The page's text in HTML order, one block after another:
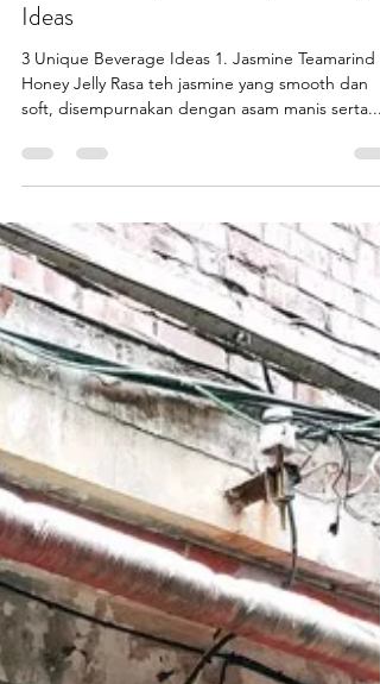
From Healthy to Creamy Beverage
Ideas
3 Unique Beverage Ideas 1. Jasmine Teamarind
soft, disempurnakan dengan asam manis serta...